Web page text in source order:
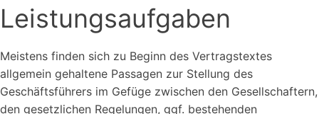
Leistungsaufgaben
Meistens finden sich zu Beginn des Vertragstextes
allgemein gehaltene Passagen zur Stellung des
Geschäftsführers im Gefüge zwischen den Gesellschaftern,
den gesetzlichen Regelungen, ggf. bestehenden